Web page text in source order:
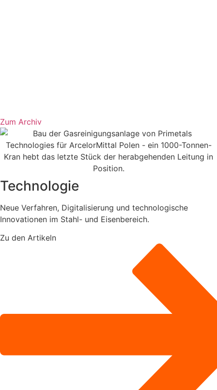
Zum Archiv
Technologie
Neue Verfahren, Digitalisierung und technologische
Innovationen im Stahl- und Eisenbereich.
Zu den Artikeln